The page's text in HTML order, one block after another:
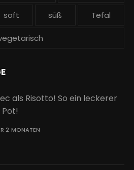
soft süß Tefal
als Risotto! So ein leckerer
2 MONATEN